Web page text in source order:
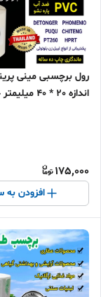
رول برچسبی مینی
175,000
افزودن به